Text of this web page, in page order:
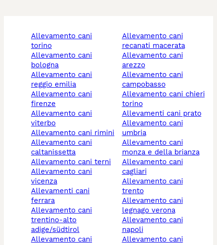
allevamento cani
torino
allevamento cani
bologna
allevamento cani
reggio emilia
allevamento cani
firenze
allevamento cani
viterbo
allevamento cani rimini
allevamento cani
caltanissetta
allevamento cani terni
allevamento cani
vicenza
allevamenti cani
ferrara
allevamento cani
trentino-alto
adige/südtirol
allevamento cani
allevamento cani
recanati macerata
allevamento cani
arezzo
allevamento cani
campobasso
allevamento cani chieri
torino
allevamenti cani prato
allevamento cani
umbria
allevamento cani
monza e della brianza
allevamento cani
cagliari
allevamento cani
trento
allevamento cani
legnago verona
allevamento cani
napoli
allevamento cani